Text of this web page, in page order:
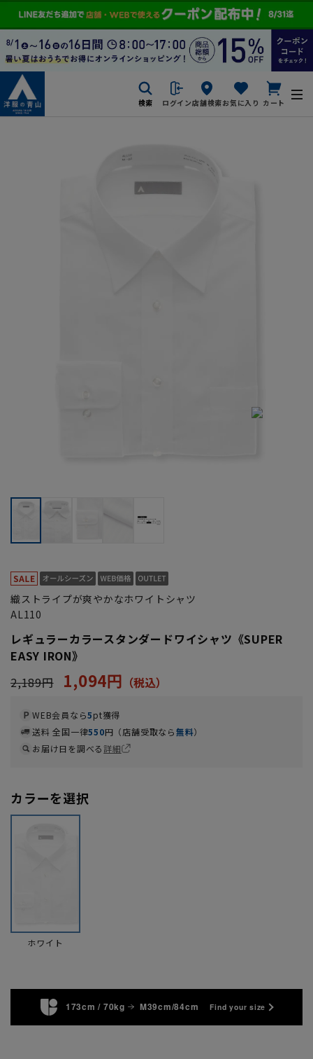
検索 ログイン店舗検索お気に入り カート
織ストライプが爽やかなホワイトシャツ
AL110
レギュラーカラースタンダードワイシャツ《SUPER
EASY IRON》
2,189円
1,094円
WEB会員なら5pt獲得
送料 全国一律550円（店舗受取なら無料）
お届け日を調べる詳細
カラーを選択
ホワイト
173cm / 70kg M39cm/84cm Find your size